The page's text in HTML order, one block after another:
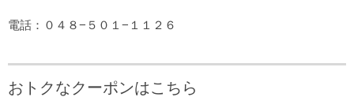
電話：０４８−５０１−１１２６
おトクなクーポンはこちら